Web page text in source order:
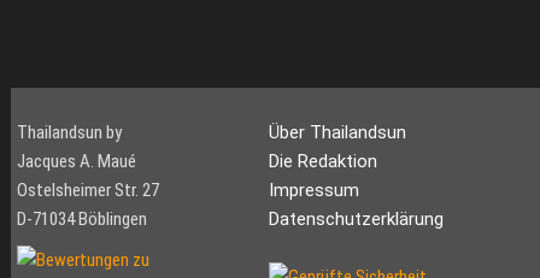
Thailandsun by
Jacques A. Maué
Ostelsheimer Str. 27
D-71034 Böblingen
Über Thailandsun
Die Redaktion
Impressum
Datenschutzerklärung